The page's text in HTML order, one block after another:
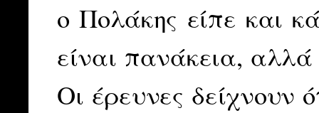
ο Πολάκης είπε και
είναι πανάκεια,
Οι έρευνες δείχνουν